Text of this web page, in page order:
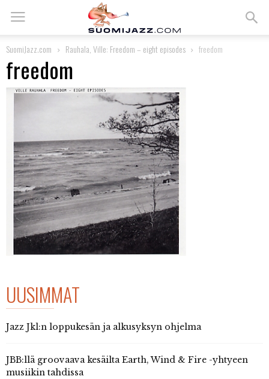
SuomiJazz.com Rauhala, Ville: Freedom – eight episodes freedom
freedom
UUSIMMAT
Jazz Jkl:n loppukesän ja alkusyksyn ohjelma
JBB:llä groovaava kesäilta Earth, Wind & Fire -yhtyeen
musiikin tahdissa